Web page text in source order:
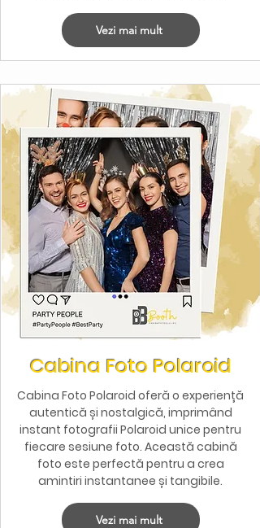
Vezi mai mult
Cabina Foto Polaroid
Cabina Foto Polaroid oferă o experiență
autentică și nostalgică, imprimând
instant fotografii Polaroid unice pentru
fiecare sesiune foto. Această cabină
foto este perfectă pentru a crea
amintiri instantanee și tangibile.
Vezi mai mult